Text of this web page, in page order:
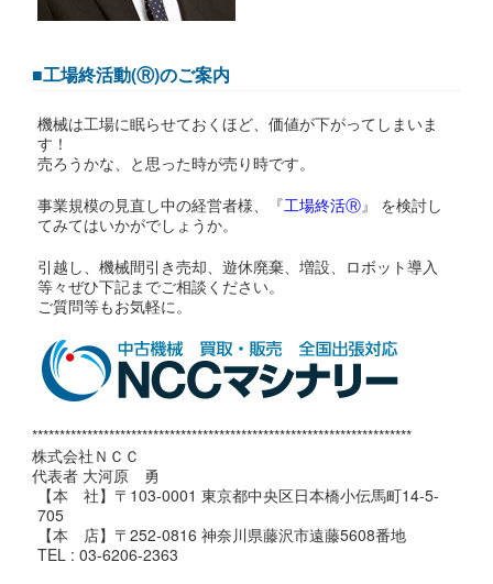
■工場終活動(Ⓡ)のご案内
機械は工場に眠らせておくほど、価値が下がってしまいま
す！
売ろうかな、と思った時が売り時です。
事業規模の見直し中の経営者様、『工場終活Ⓡ』 を検討し
てみてはいかがでしょうか。
引越し、機械間引き売却、遊休廃棄、増設、ロボット導入
等々ぜひ下記までご相談ください。
ご質問等もお気軽に。
*********************************************************************
株式会社ＮＣＣ
代表者 大河原 勇
【本 社】〒103-0001 東京都中央区日本橋小伝馬町14-5-
705
【本 店】〒252-0816 神奈川県藤沢市遠藤5608番地
TEL : 03-6206-2363